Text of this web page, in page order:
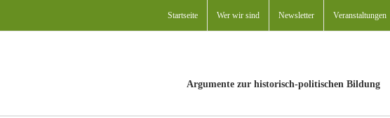
Startseite Wer wir sind Newsletter Veranstaltungen
Argumente zur historisch-politischen Bildung